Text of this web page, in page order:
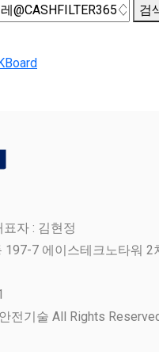
검
자 : 김현정
197-7 에이스테크노타워 2
전기술 All Rights